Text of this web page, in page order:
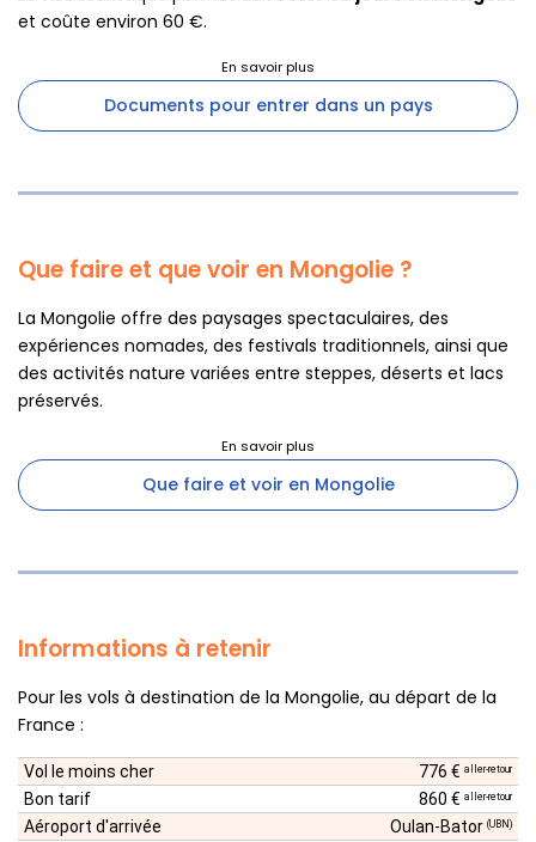
et coûte environ 60 €.
Documents pour entrer dans un pays
Que faire et que voir en Mongolie ?
La Mongolie offre des paysages spectaculaires, des
expériences nomades, des festivals traditionnels, ainsi que
des activités nature variées entre steppes, déserts et lacs
préservés.
Que faire et voir en Mongolie
Informations à retenir
Pour les vols à destination de la Mongolie, au départ de la
France :
Vol le moins cher 776 € aller-retour
Bon tarif 860 € aller-retour
Aéroport d'arrivée Oulan-Bator (UBN)